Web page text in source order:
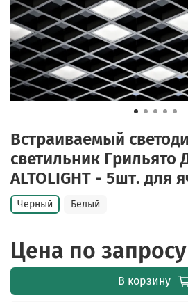
Встраиваемый
светильник Грильято
ALTOLIGHT - 5шт. для
Черный Белый
Цена по запросу
В корзину